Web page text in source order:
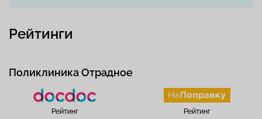
Рейтинги
Поликлиника Отрадное
Рейтинг Рейтинг